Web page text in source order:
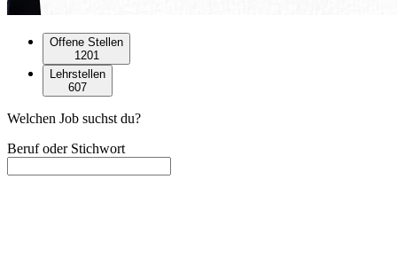
Offene Stellen
1201
Lehrstellen
607
Welchen Job suchst du?
Beruf oder Stichwort